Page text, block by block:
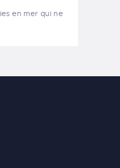
en mer qui ne